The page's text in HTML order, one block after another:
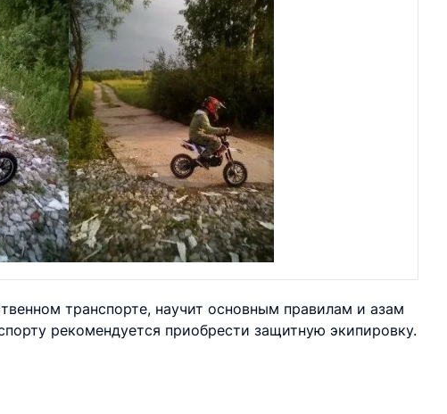
транспорте, научит основным правилам и азам
рекомендуется приобрести защитную экипировку.